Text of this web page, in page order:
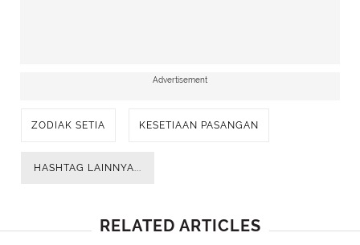
Advertisement
ZODIAK SETIA KESETIAAN PASANGAN
HASHTAG LAINNYA...
RELATED ARTICLES